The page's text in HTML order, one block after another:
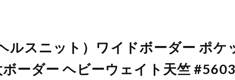
スニット）ワイドボーダー ポケ
ボーダー ヘビーウェイト天竺